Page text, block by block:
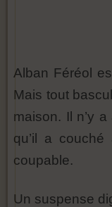
Alban Féréol
Mais tout
maison. Il n’y
qu’il a
coupable.
Un suspense